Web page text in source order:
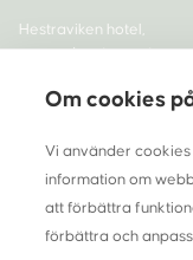
Om cookies
Vi använder
information om
att förbättra
förbättra och
Hestraviken hotel,
spa and restaurant
Sweden
Tlf +46 370-33 68 00
info@hestraviken.se
Org nr 556262-5565